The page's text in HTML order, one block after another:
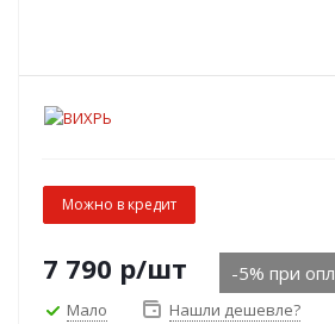
Можно в кредит
7 790 р/шт -5% при
Мало Нашли дешевле?